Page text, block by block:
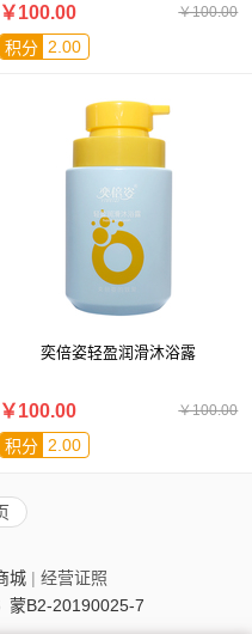
￥100.00
￥100.00
积分 2.00
奕倍姿轻盈润滑沐浴露
￥100.00
￥100.00
积分 2.00
城 | 经营证照
蒙B2-20190025-7